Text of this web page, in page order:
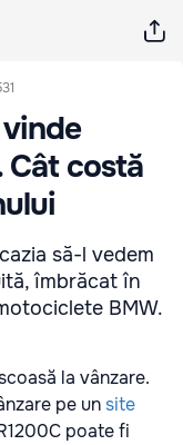
Cât costă
să-l vedem
îmbrăcat în
BMW.
la vânzare.
pe unsite
poate fi